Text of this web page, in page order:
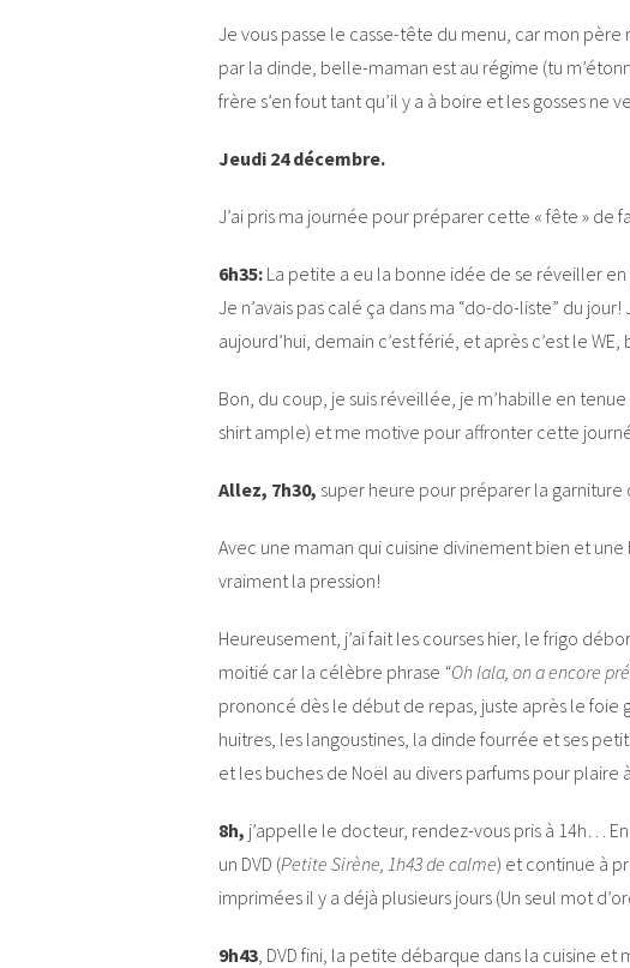
Je vous passe le casse-tête du menu, car mon
par la dinde, belle-maman est au régime (tu
frère s’en fout tant qu’il y a à boire et les gosses ne
Jeudi 24 décembre.
J’ai pris ma journée pour préparer cette « fête » de
6h35: La petite a eu la bonne idée de se réveiller
Je n’avais pas calé ça dans ma “do-do-liste” du
aujourd’hui, demain c’est férié, et après c’est le
Bon, du coup, je suis réveillée, je m’habille en
shirt ample) et me motive pour affronter cette
Allez, 7h30, super heure pour préparer la garniture
Avec une maman qui cuisine divinement bien et
vraiment la pression!
Heureusement, j’ai fait les courses hier, le frigo
moitié car la célèbre phrase “Oh lala, on a encore
prononcé dès le début de repas, juste après le foie
huitres, les langoustines, la dinde fourrée et ses
et les buches de Noël au divers parfums pour plaire
8h, j’appelle le docteur, rendez-vous pris à 14h…
un DVD (Petite Sirène, 1h43 de calme) et continue à
imprimées il y a déjà plusieurs jours (Un seul mot
9h43 , DVD fini, la petite débarque dans la cuisine